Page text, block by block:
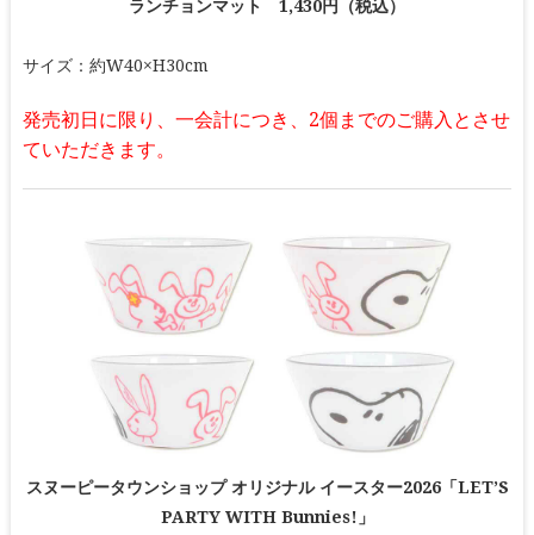
ランチョンマット 1,430円（税込）
サイズ：約W40×H30cm
発売初日に限り、一会計につき、2個までのご購入とさせ
ていただきます。
スヌーピータウンショップ オリジナル イースター2026「LET’S
PARTY WITH Bunnies!」